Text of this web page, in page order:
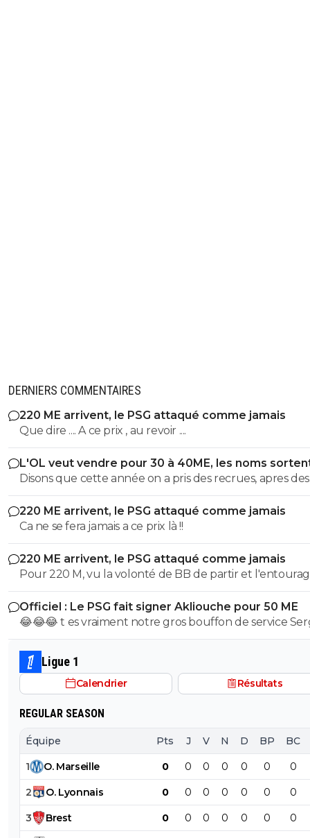
DERNIERS COMMENTAIRES
220 ME arrivent, le PSG attaqué comme jamais
Que dire .... A ce prix , au revoir ....
L'OL veut vendre pour 30 à 40ME, les noms
Disons que cette année on a pris des recrues, apres des
"renforts" ca reste à voir.....
220 ME arrivent, le PSG attaqué comme jamais
Ca ne se fera jamais a ce prix là !!
220 ME arrivent, le PSG attaqué comme jamais
Pour 220 M, vu la volonté de BB de partir et
toxique de IB on les dépose direct chez les Anglais.
Officiel : Le PSG fait signer Akliouche pour 50 ME
😂😂😂 t es vraiment notre gros bouffon de service
Ligue 1
Calendrier Résultats
REGULAR SEASON
Équipe Pts J V N D BP BC
1 O. Marseille 0 0 0 0 0 0 0
2 O. Lyonnais 0 0 0 0 0 0 0
3 Brest 0 0 0 0 0 0 0